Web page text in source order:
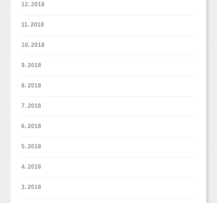
12. 2018
11. 2018
10. 2018
9. 2018
8. 2018
7. 2018
6. 2018
5. 2018
4. 2018
3. 2018